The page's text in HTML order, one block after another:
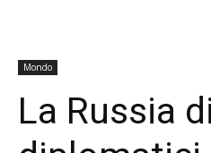
Mondo
La Russia